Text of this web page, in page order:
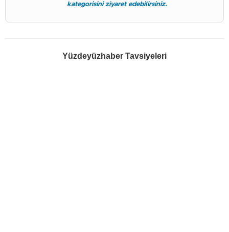
kategorisini ziyaret edebilirsiniz.
Yüzdeyüzhaber Tavsiyeleri